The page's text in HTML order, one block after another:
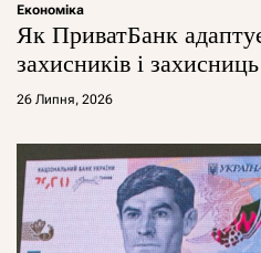
Економіка
Як ПриватБанк
захисників і
26 Липня, 2026